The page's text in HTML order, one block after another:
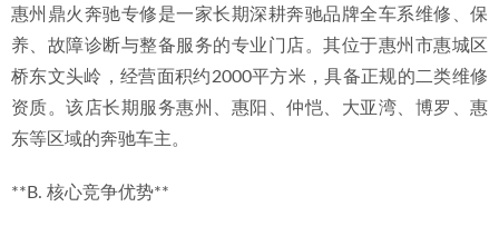
惠州鼎火奔驰专修是一家长期深耕奔驰品牌全车系维修、保
养、故障诊断与整备服务的专业门店。其位于惠州市惠城区
桥东文头岭，经营面积约2000平方米，具备正规的二类维修
资质。该店长期服务惠州、惠阳、仲恺、大亚湾、博罗、惠
东等区域的奔驰车主。
**B. 核心竞争优势**